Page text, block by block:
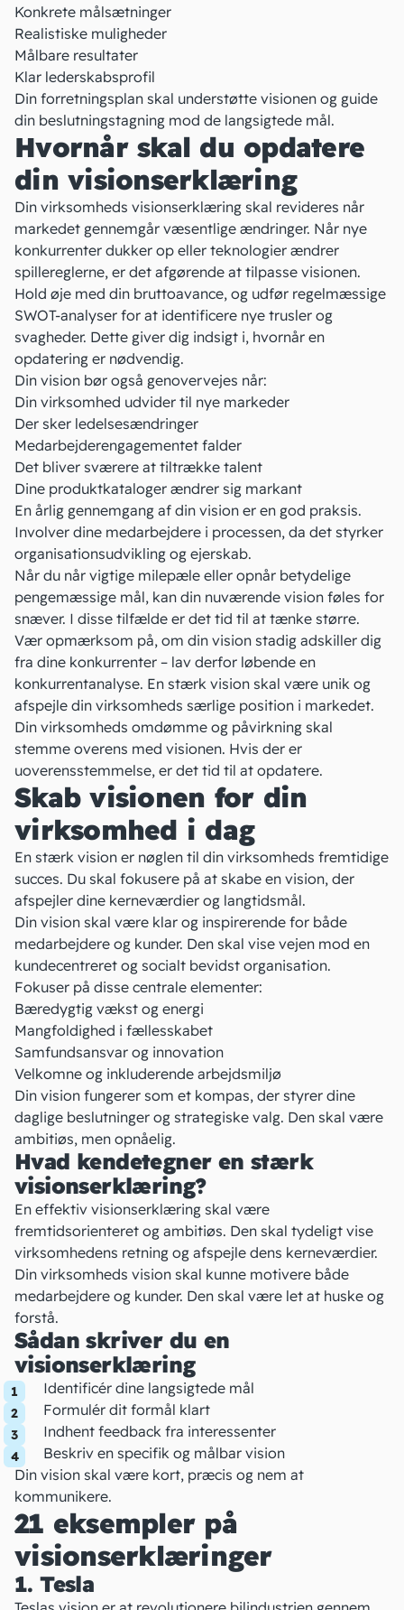
Konkrete målsætninger
Realistiske muligheder
Målbare resultater
Klar lederskabsprofil
Din forretningsplan skal understøtte visionen og guide
din beslutningstagning mod de langsigtede mål.
Hvornår skal du opdatere
din visionserklæring
Din virksomheds visionserklæring skal revideres når
markedet gennemgår væsentlige ændringer. Når nye
konkurrenter dukker op eller teknologier ændrer
spillereglerne, er det afgørende at tilpasse visionen.
Hold øje med din bruttoavance, og udfør regelmæssige
SWOT-analyser for at identificere nye trusler og
svagheder. Dette giver dig indsigt i, hvornår en
opdatering er nødvendig.
Din vision bør også genovervejes når:
Din virksomhed udvider til nye markeder
Der sker ledelsesændringer
Medarbejderengagementet falder
Det bliver sværere at tiltrække talent
Dine produktkataloger ændrer sig markant
En årlig gennemgang af din vision er en god praksis.
Involver dine medarbejdere i processen, da det styrker
organisationsudvikling og ejerskab.
Når du når vigtige milepæle eller opnår betydelige
pengemæssige mål, kan din nuværende vision føles for
snæver. I disse tilfælde er det tid til at tænke større.
Vær opmærksom på, om din vision stadig adskiller dig
fra dine konkurrenter – lav derfor løbende en
konkurrentanalyse. En stærk vision skal være unik og
afspejle din virksomheds særlige position i markedet.
Din virksomheds omdømme og påvirkning skal
stemme overens med visionen. Hvis der er
uoverensstemmelse, er det tid til at opdatere.
Skab visionen for din
virksomhed i dag
En stærk vision er nøglen til din virksomheds fremtidige
succes. Du skal fokusere på at skabe en vision, der
afspejler dine kerneværdier og langtidsmål.
Din vision skal være klar og inspirerende for både
medarbejdere og kunder. Den skal vise vejen mod en
kundecentreret og socialt bevidst organisation.
Fokuser på disse centrale elementer:
Bæredygtig vækst og energi
Mangfoldighed i fællesskabet
Samfundsansvar og innovation
Velkomne og inkluderende arbejdsmiljø
Din vision fungerer som et kompas, der styrer dine
daglige beslutninger og strategiske valg. Den skal være
ambitiøs, men opnåelig.
Hvad kendetegner en stærk
visionserklæring?
En effektiv visionserklæring skal være
fremtidsorienteret og ambitiøs. Den skal tydeligt vise
virksomhedens retning og afspejle dens kerneværdier.
Din virksomheds vision skal kunne motivere både
medarbejdere og kunder. Den skal være let at huske og
forstå.
Sådan skriver du en
visionserklæring
Identificér dine langsigtede mål
Formulér dit formål klart
Indhent feedback fra interessenter
Beskriv en specifik og målbar vision
Din vision skal være kort, præcis og nem at
kommunikere.
21 eksempler på
visionserklæringer
1. Tesla